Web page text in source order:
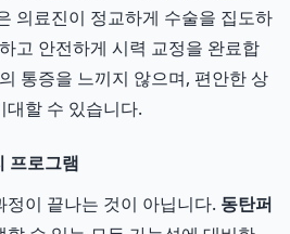
의료진이 정교하게 수술을 집도하
고 안전하게 시력 교정을 완료합
통증을 느끼지 않으며, 편안한 상
할 수 있습니다.
프로그램
이 끝나는 것이 아닙니다. 동탄퍼